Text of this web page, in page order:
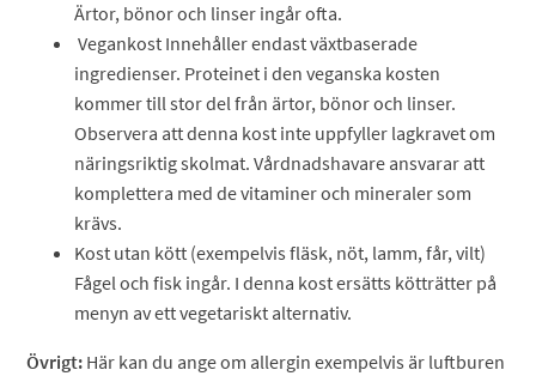
Ärtor, bönor och linser ingår ofta.
Vegankost Innehåller endast växtbaserade
ingredienser. Proteinet i den veganska kosten
kommer till stor del från ärtor, bönor och linser.
Observera att denna kost inte uppfyller lagkravet om
näringsriktig skolmat. Vårdnadshavare ansvarar att
komplettera med de vitaminer och mineraler som
krävs.
Kost utan kött (exempelvis fläsk, nöt, lamm, får, vilt)
Fågel och fisk ingår. I denna kost ersätts kötträtter på
menyn av ett vegetariskt alternativ.
Övrigt: Här kan du ange om allergin exempelvis är luftburen